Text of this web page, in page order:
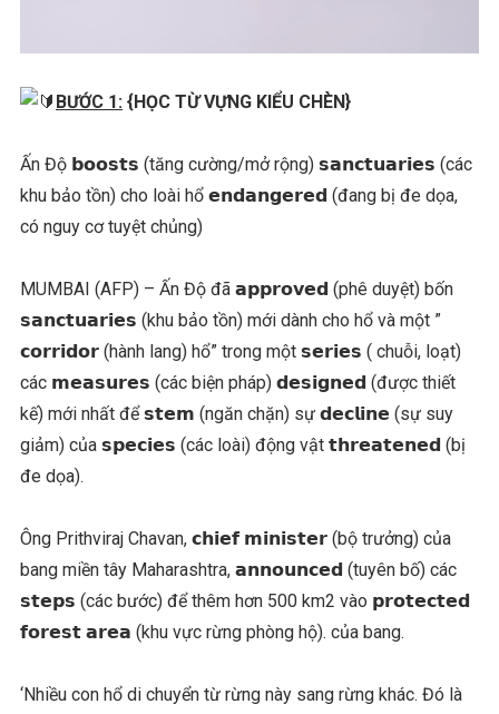
BƯỚC 1: {HỌC TỪ VỰNG KIỂU CHÈN}
Ấn Độ 𝗯𝗼𝗼𝘀𝘁𝘀 (tăng cường/mở rộng) 𝘀𝗮𝗻𝗰𝘁𝘂𝗮𝗿𝗶𝗲𝘀 (các
khu bảo tồn) cho loài hổ 𝗲𝗻𝗱𝗮𝗻𝗴𝗲𝗿𝗲𝗱 (đang bị đe dọa,
có nguy cơ tuyệt chủng)
MUMBAI (AFP) – Ấn Độ đã 𝗮𝗽𝗽𝗿𝗼𝘃𝗲𝗱 (phê duyệt) bốn
𝘀𝗮𝗻𝗰𝘁𝘂𝗮𝗿𝗶𝗲𝘀 (khu bảo tồn) mới dành cho hổ và một ”
𝗰𝗼𝗿𝗿𝗶𝗱𝗼𝗿 (hành lang) hổ” trong một 𝘀𝗲𝗿𝗶𝗲𝘀 ( chuỗi, loạt)
các 𝗺𝗲𝗮𝘀𝘂𝗿𝗲𝘀 (các biện pháp) 𝗱𝗲𝘀𝗶𝗴𝗻𝗲𝗱 (được thiết
kế) mới nhất để 𝘀𝘁𝗲𝗺 (ngăn chặn) sự 𝗱𝗲𝗰𝗹𝗶𝗻𝗲 (sự suy
giảm) của 𝘀𝗽𝗲𝗰𝗶𝗲𝘀 (các loài) động vật 𝘁𝗵𝗿𝗲𝗮𝘁𝗲𝗻𝗲𝗱 (bị
đe dọa).
Ông Prithviraj Chavan, 𝗰𝗵𝗶𝗲𝗳 𝗺𝗶𝗻𝗶𝘀𝘁𝗲𝗿 (bộ trưởng) của
bang miền tây Maharashtra, 𝗮𝗻𝗻𝗼𝘂𝗻𝗰𝗲𝗱 (tuyên bố) các
𝘀𝘁𝗲𝗽𝘀 (các bước) để thêm hơn 500 km2 vào 𝗽𝗿𝗼𝘁𝗲𝗰𝘁𝗲𝗱
𝗳𝗼𝗿𝗲𝘀𝘁 𝗮𝗿𝗲𝗮 (khu vực rừng phòng hộ). của bang.
‘Nhiều con hổ di chuyển từ rừng này sang rừng khác. Đó là